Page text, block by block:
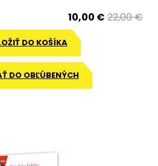
10,00 € 22,00 €
DO KOŠÍKA
DO OBĽÚBENÝCH